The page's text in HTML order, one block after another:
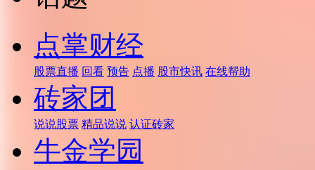
点掌财经
股票直播 回看 预告 点播 股市快讯 在线帮助
砖家团
说说股票 精品说说 认证砖家
牛金学园